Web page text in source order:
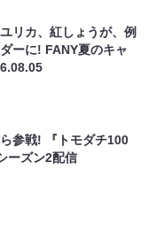
リカ、紅しょうが、例
ーに! FANY夏のキャ
参戦! 『トモダチ100
ーズン2配信